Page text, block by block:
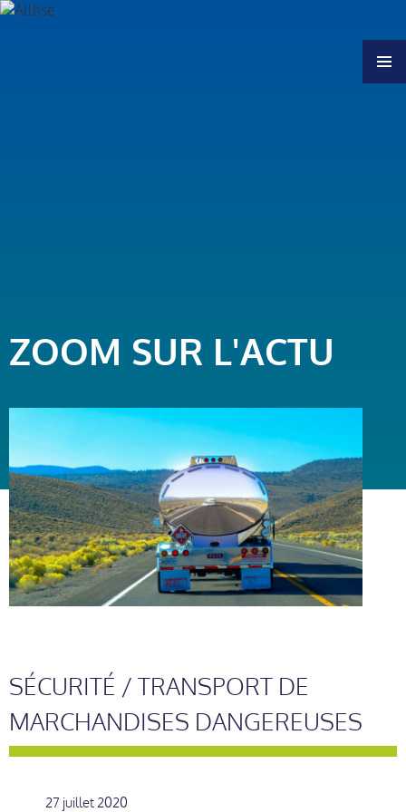
ZOOM SUR L'ACTU
SÉCURITÉ / TRANSPORT DE
MARCHANDISES DANGEREUSES
27 juillet 2020